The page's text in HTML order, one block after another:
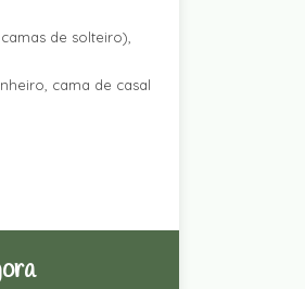
de solteiro),
cama de casal